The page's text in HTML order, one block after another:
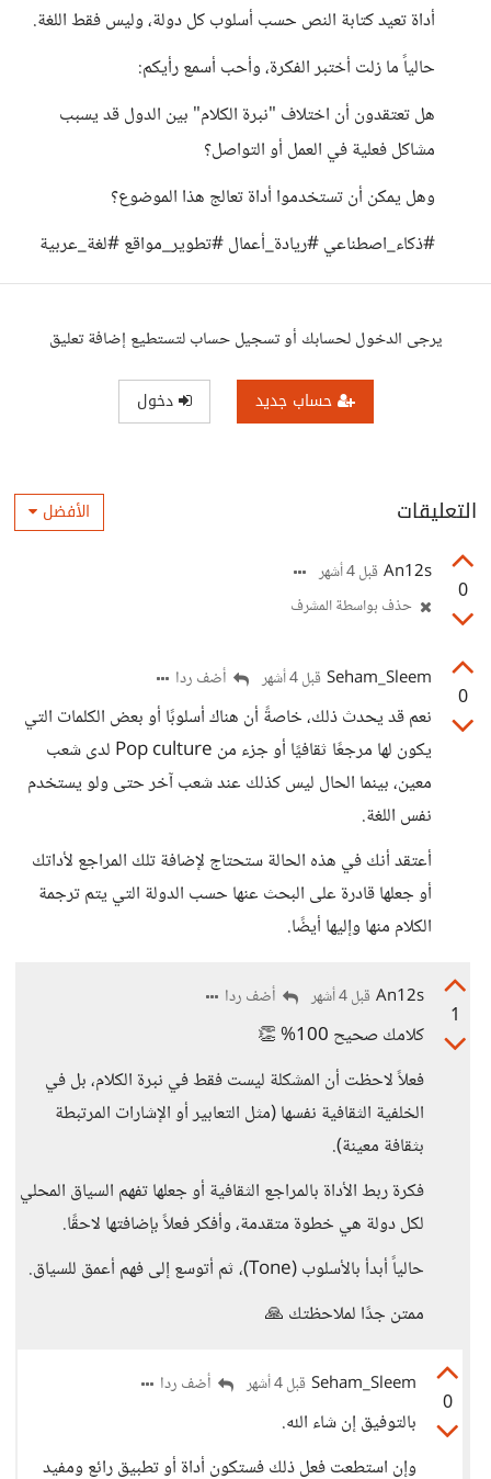
أداة تعيد كتابة النص حسب أسلوب كل دولة، وليس فقط اللغة.
حالياً ما زلت أختبر الفكرة، وأحب أسمع رأيكم:
هل تعتقدون أن اختلاف "نبرة الكلام" بين الدول قد يسبب
مشاكل فعلية في العمل أو التواصل؟
وهل يمكن أن تستخدموا أداة تعالج هذا الموضوع؟
#ذكاء_اصطناعي #ريادة_أعمال #تطوير_مواقع #لغة_عربية
يرجى الدخول لحسابك أو تسجيل حساب لتستطيع إضافة تعليق
حساب جديد دخول
التعليقات الأفضل
0
An12s قبل 4 أشهر
حذف بواسطة المشرف
0
Seham_Sleem قبل 4 أشهر أضف ردا
نعم قد يحدث ذلك، خاصةً أن هناك أسلوبًا أو بعض الكلمات التي
يكون لها مرجعًا ثقافيًا أو جزء من Pop culture لدى شعب
معين، بينما الحال ليس كذلك عند شعب آخر حتى ولو يستخدم
نفس اللغة.
أعتقد أنك في هذه الحالة ستحتاج لإضافة تلك المراجع لأداتك
أو جعلها قادرة على البحث عنها حسب الدولة التي يتم ترجمة
الكلام منها وإليها أيضًا.
1
An12s قبل 4 أشهر أضف ردا
كلامك صحيح 100% 👏
فعلاً لاحظت أن المشكلة ليست فقط في نبرة الكلام، بل في
الخلفية الثقافية نفسها (مثل التعابير أو الإشارات المرتبطة
بثقافة معينة).
فكرة ربط الأداة بالمراجع الثقافية أو جعلها تفهم السياق المحلي
لكل دولة هي خطوة متقدمة، وأفكر فعلاً بإضافتها لاحقًا.
حالياً أبدأ بالأسلوب (Tone)، ثم أتوسع إلى فهم أعمق للسياق.
ممتن جدًا لملاحظتك 🙏
0
Seham_Sleem قبل 4 أشهر أضف ردا
بالتوفيق إن شاء الله.
وإن استطعت فعل ذلك فستكون أداة أو تطبيق رائع ومفيد